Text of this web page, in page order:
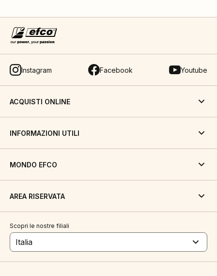
Instagram Facebook Youtube
ACQUISTI ONLINE
INFORMAZIONI UTILI
MONDO EFCO
AREA RISERVATA
Scopri le nostre filiali
Italia